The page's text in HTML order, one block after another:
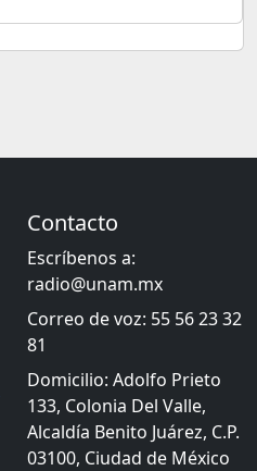
Contacto
Escríbenos a:
radio@unam.mx
Correo de voz: 55 56 23 32
81
Domicilio: Adolfo Prieto
133, Colonia Del Valle,
Alcaldía Benito Juárez, C.P.
03100, Ciudad de México